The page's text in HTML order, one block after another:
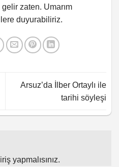
zaten. Umarım
duyurabiliriz.
Arsuz’da İlber Ortaylı ile
tarihi söyleşi
yapmalısınız.